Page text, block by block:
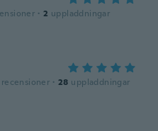
· 2 uppladdningar
recensioner · 28 uppladdningar